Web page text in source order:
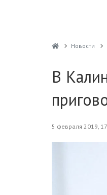
Новости
В
5 февраля 2019,